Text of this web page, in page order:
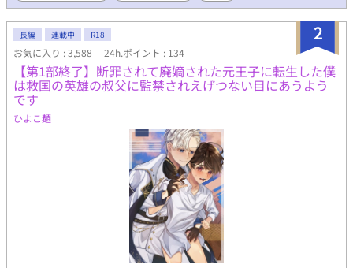
も良く分からない。 ならば、とりあえず初夜に拒絶されてエリア
スが部屋を出た後、こっそり城から逃げ出して前世の農業系スキ
ルを活かしてスローライフ系主人公にジョブチェンジしようと心
に誓う。 運命の結婚式、原作では終始無表情であるはずのエリア
スの様子が、ずっと苦し気に呼吸が荒い上に目が完全にイッてし
まっている。 「結婚が嫌すぎて色々キメてきたのかな……」 あま
り深く考えずに、いよいよ「お前を愛するつもりはない」と宣言
される初夜に突入。しかし、逃げる準備と最低限の荷物を準備し
てエリアスを待っていたが、部屋を訪れたエリアスは一糸まとわ
ずその美しく均整のとれた裸体を晒していた。小説に描写はない
が露出狂だったらしい。 「ああ、我が愛しい半身。やっとひとつ
になれる」 「えっ！？」 露出狂かと思ったエリアスに激しく求め
られてしまったフェリックスはなし崩し的に初夜を終えてしま
い、その後も「フェリックスをこの世界一番幸せにしたい」と蕩
けた表情で宣言されて逃げるタイミングを逃してしまい……。
2
長編 連載中 R18
お気に入り : 3,588 24h.ポイント : 134
【第1部終了】断罪されて廃嫡された元王子に転生した僕
は救国の英雄の叔父に監禁されえげつない目にあうよう
です
ひよこ麺